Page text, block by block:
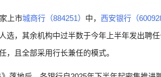
上市城商行（884251） 中， 西安银行（
选，其余机构中过半数于今年上半年发出聘
，且全部采用行长兼任的模式。